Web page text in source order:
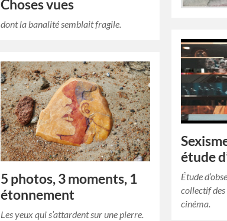
Choses vues
dont la banalité semblait fragile.
étude
Étude
collectif des
cinéma.
5 photos, 3 moments, 1
étonnement
Les yeux qui s’attardent sur une pierre.